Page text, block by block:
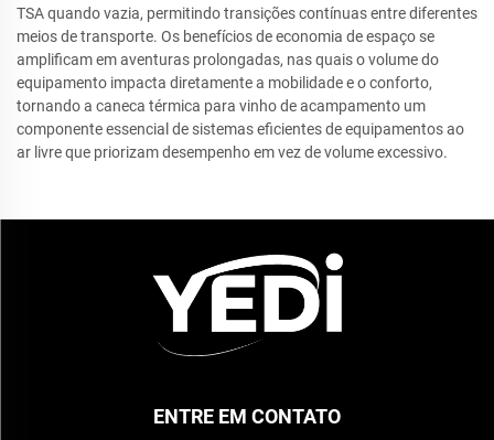
TSA quando vazia, permitindo transições contínuas entre diferentes
meios de transporte. Os benefícios de economia de espaço se
amplificam em aventuras prolongadas, nas quais o volume do
equipamento impacta diretamente a mobilidade e o conforto,
tornando a caneca térmica para vinho de acampamento um
componente essencial de sistemas eficientes de equipamentos ao
ar livre que priorizam desempenho em vez de volume excessivo.
ENTRE EM CONTATO